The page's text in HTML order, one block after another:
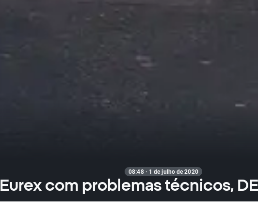
08:48 · 1 de julho de 2020
Eurex com problemas técnicos,